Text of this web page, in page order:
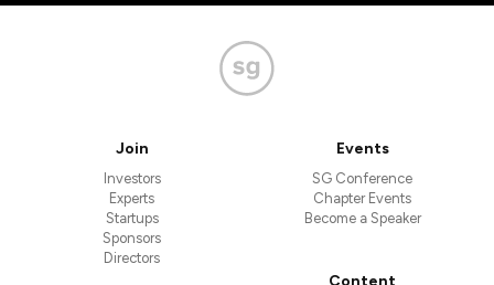
Join
Investors
Experts
Startups
Sponsors
Directors
Events
SG Conference
Chapter Events
Become a Speaker
Content